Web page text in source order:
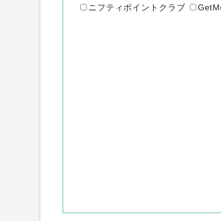
ニフティポイントクラブ